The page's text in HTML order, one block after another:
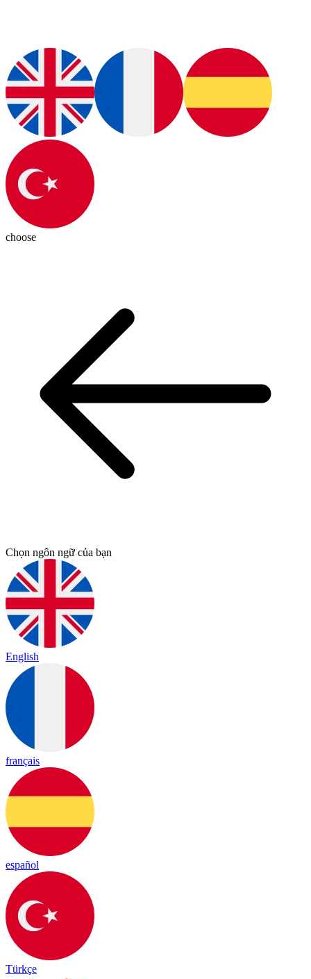
choose
Chọn ngôn ngữ của bạn
English
français
español
Türkçe